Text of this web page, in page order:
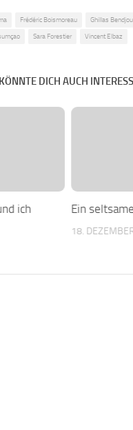
Frédéric Boismoreau Ghillas
Sara Forestier Vincent Elbaz
DICH AUCH
Ein
18.
ich